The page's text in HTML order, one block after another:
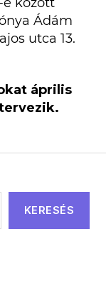
Ádám
utca 13.
április
KERESÉS